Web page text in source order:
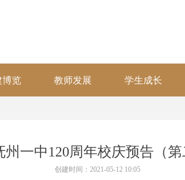
博览 教师发展 学生成长
州一中120周年校庆预告（第
创建时间： 2021-05-12 10:05